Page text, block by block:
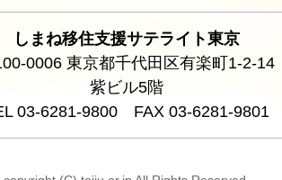
しまね移住支援サテライト東京
0006 東京都千代田区有楽町1-2-14
紫ビル5階
03-6281-9800 FAX 03-6281-9801